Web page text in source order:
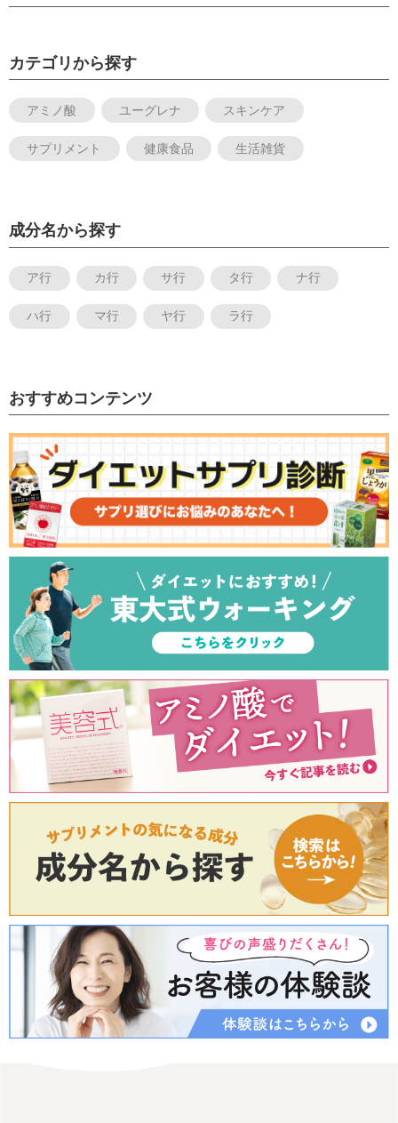
カテゴリから探す
アミノ酸 ユーグレナ スキンケア
サプリメント 健康食品 生活雑貨
成分名から探す
ア行 カ行 サ行 タ行 ナ行
ハ行 マ行 ヤ行 ラ行
おすすめコンテンツ